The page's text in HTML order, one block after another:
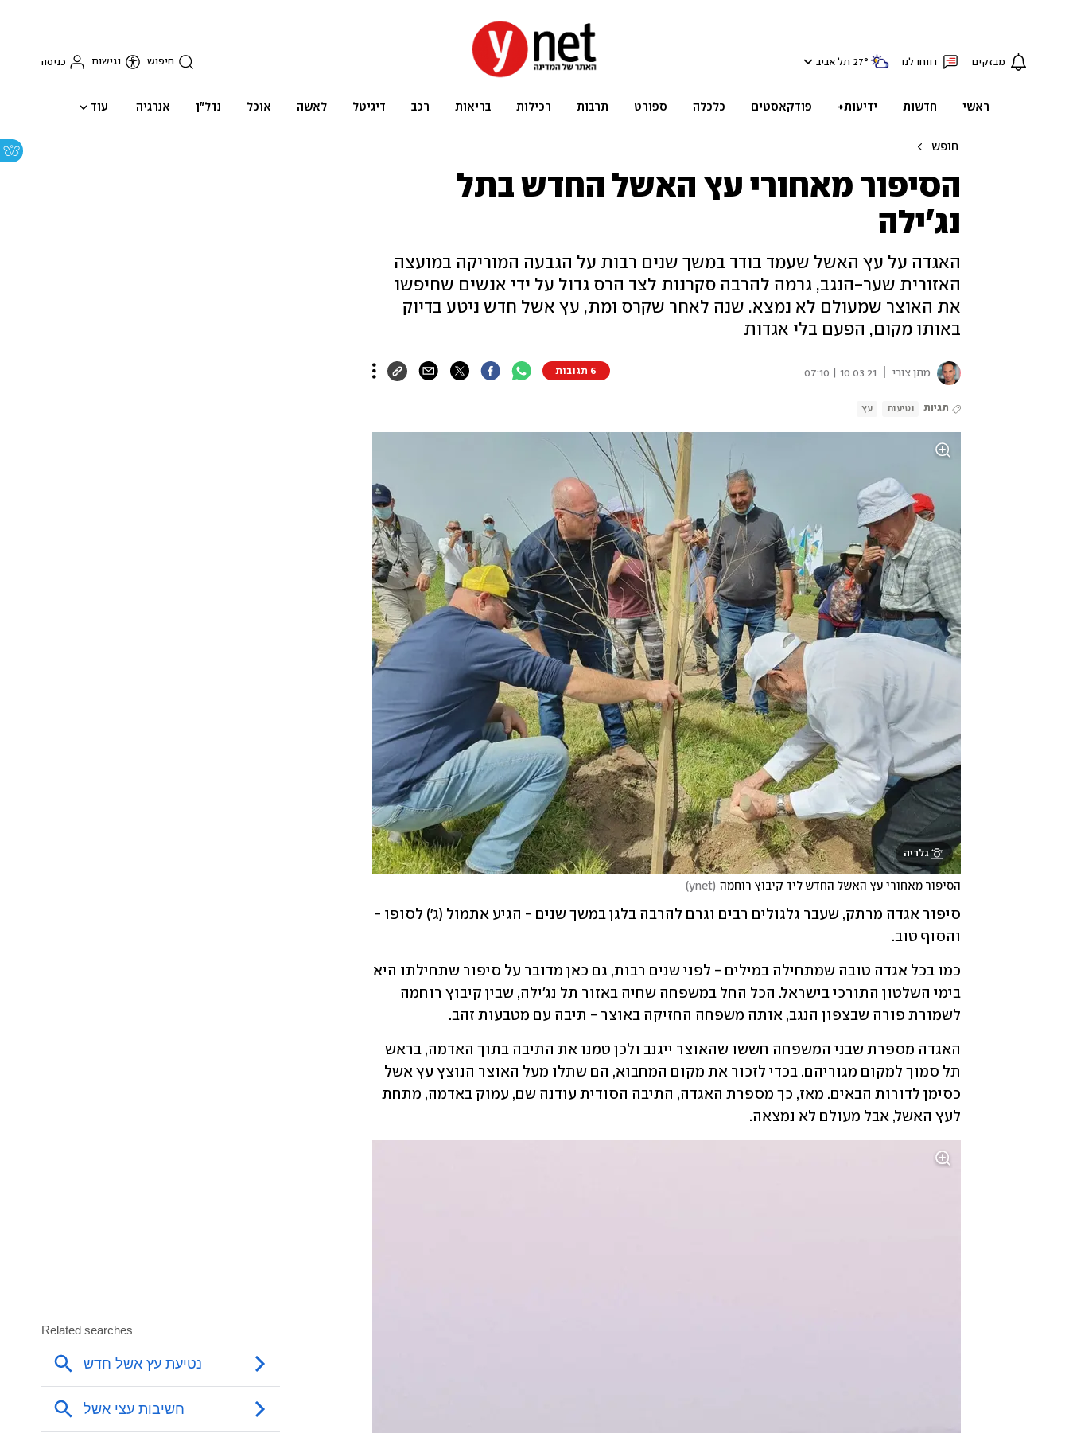
מבזקים דווחו לנו 27° תל אביב חיפוש נגישות כניסה
ראשי חדשות ידיעות+ פודקאסטים כלכלה ספורט תרבות רכילות בריאות רכב דיגיטל לאשה אוכל נדל"ן אנרגיה עוד
חופש
הסיפור מאחורי עץ האשל החדש בתל
נג'ילה
האגדה על עץ האשל שעמד בודד במשך שנים רבות על הגבעה המוריקה במועצה
האזורית שער-הנגב, גרמה להרבה סקרנות לצד הרס גדול על ידי אנשים שחיפשו
את האוצר שמעולם לא נמצא. שנה לאחר שקרס ומת, עץ אשל חדש ניטע בדיוק
באותו מקום, הפעם בלי אגדות
מתן צורי 10.03.21 | 07:10 6 תגובות
תגיות נטיעות עץ
גלריה
הסיפור מאחורי עץ האשל החדש ליד קיבוץ רוחמה (
ynet
)
והסוף טוב.
לשמורת פורה שבצפון הנגב, אותה משפחה החזיקה באוצר - תיבה עם מטבעות זהב.
לעץ האשל, אבל מעולם לא נמצאה.